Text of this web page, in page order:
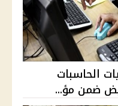
2026.. كليات الحاسبات
ضمن مؤ...